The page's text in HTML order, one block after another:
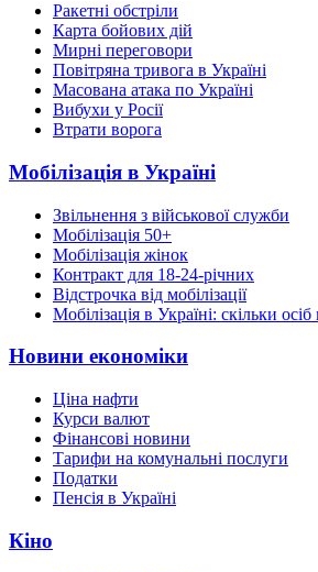
Ракетні обстріли
Карта бойових дій
Мирні переговори
Повітряна тривога в Україні
Масована атака по Україні
Вибухи у Росії
Втрати ворога
Мобілізація в Україні
Звільнення з військової служби
Мобілізація 50+
Мобілізація жінок
Контракт для 18-24-річних
Відстрочка від мобілізації
Мобілізація в Україні: скільки
Новини економіки
Ціна нафти
Курси валют
Фінансові новини
Тарифи на комунальні послуги
Податки
Пенсія в Україні
Кіно